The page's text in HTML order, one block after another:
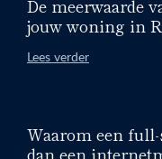
De meerwaarde
jouw woning in
Lees verder
Waarom een
dan een